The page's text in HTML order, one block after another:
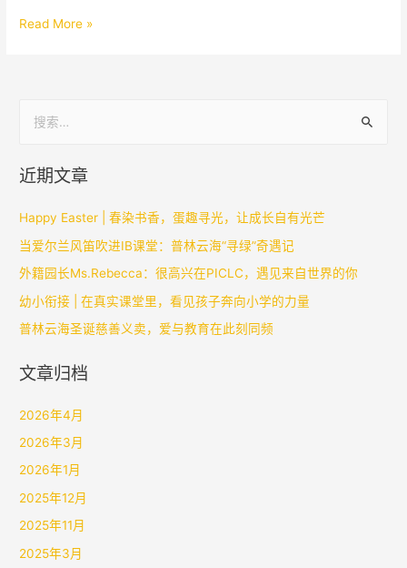
Read More »
近期文章
Happy Easter | 春染书香，蛋趣寻光，让成长自有光芒
当爱尔兰风笛吹进IB课堂：普林云海“寻绿”奇遇记
外籍园长Ms.Rebecca：很高兴在PICLC，遇见来自世界的你
幼小衔接 | 在真实课堂里，看见孩子奔向小学的力量
普林云海圣诞慈善义卖，爱与教育在此刻同频
文章归档
2026年4月
2026年3月
2026年1月
2025年12月
2025年11月
2025年3月